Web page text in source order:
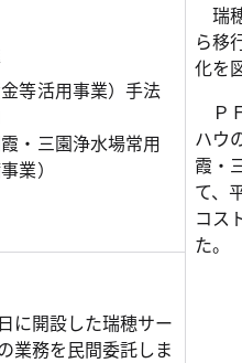
等活用事業）手法
・三園浄水場常用
業）
瑞
ら移
化を
Ｐ
ハウ
霞・
て、
コス
た。
に開設した瑞穂サー
業務を民間委託しま